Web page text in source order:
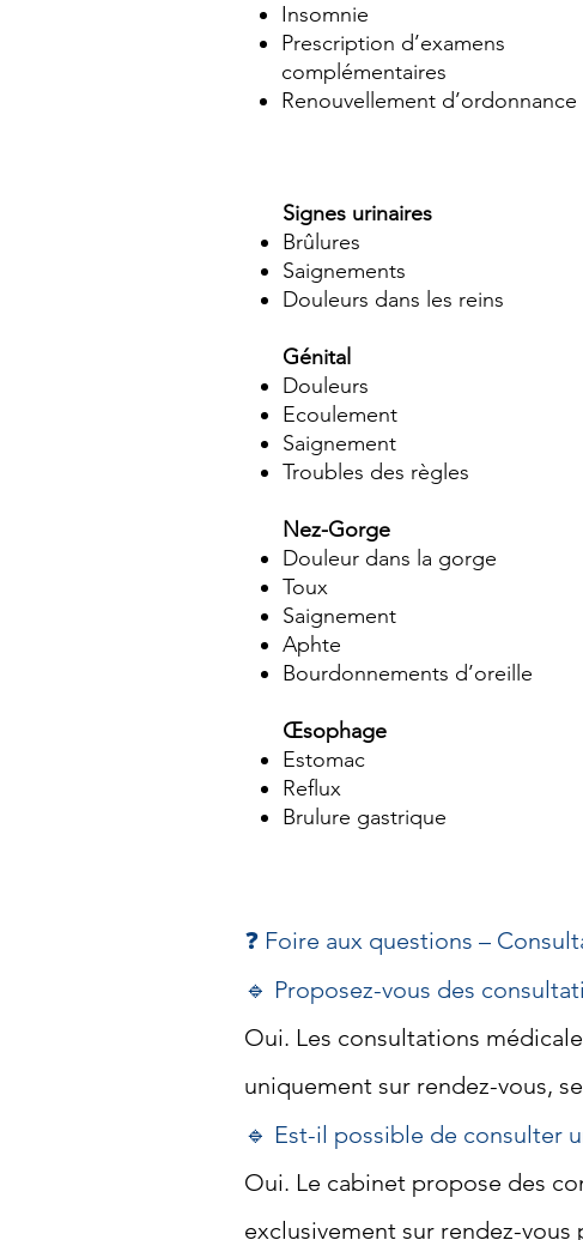
Insomnie
Prescription d’examens
complémentaires
Renouvellement d’ordonnance
Signes urinaires
Brûlures
Saignements
Douleurs dans les reins
Génital
Douleurs
Ecoulement
Saignement
Troubles des règles
Nez-Gorge
Douleur dans la gorge
Toux
Saignement
Aphte
Bourdonnements d’oreille
Œsophage
Estomac
Reflux
Brulure gastrique
❓ Foire aux questions –
🔹 Proposez-vous des
Oui. Les consultations
uniquement sur rendez-vous,
🔹 Est-il possible de consulter
Oui. Le cabinet propose des
exclusivement sur rendez-